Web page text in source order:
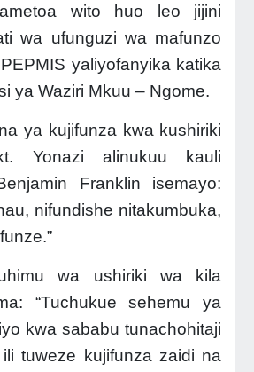
wito huo leo jijini
wa ufunguzi wa mafunzo
yaliyofanyika katika
ya Waziri Mkuu – Ngome.
ya kujifunza kwa kushiriki
Yonazi alinukuu kauli
Franklin isemayo:
nifundishe nitakumbuka,
wa ushiriki wa kila
“Tuchukue sehemu ya
kwa sababu tunachohitaji
tuweze kujifunza zaidi na